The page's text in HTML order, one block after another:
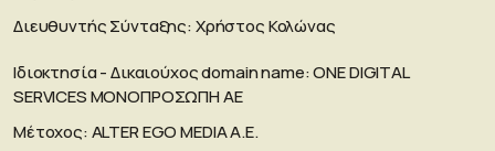
Διευθυντής Σύνταξης: Χρήστος Κολώνας
Ιδιοκτησία - Δικαιούχος domain name: ΟΝΕ DIGITAL
SERVICES MONOΠΡΟΣΩΠΗ ΑΕ
Μέτοχος: ALTER EGO MEDIA A.E.